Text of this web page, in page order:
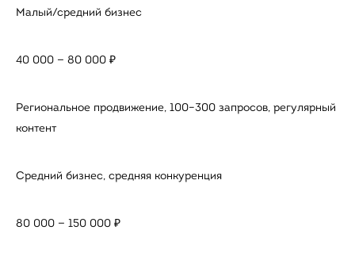
Малый/средний бизнес
40 000 — 80 000 ₽
Региональное продвижение, 100–300 запросов, регулярный
контент
Средний бизнес, средняя конкуренция
80 000 — 150 000 ₽